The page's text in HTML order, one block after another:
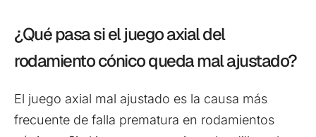
¿Qué pasa si el juego axial del
rodamiento cónico queda mal ajustado?
El juego axial mal ajustado es la causa más
frecuente de falla prematura en rodamientos